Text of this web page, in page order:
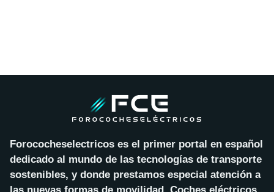
Forococheselectricos es el primer portal en español
dedicado al mundo de las tecnologías de transporte
sostenibles, y donde prestamos especial atención a
las nuevas formas de movilidad. Coches eléctricos,